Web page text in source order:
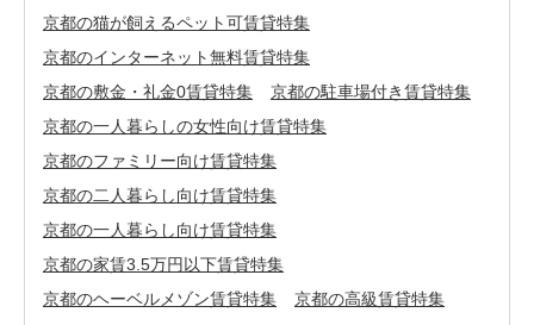
京都の猫が飼えるペット可賃貸特集
京都のインターネット無料賃貸特集
京都の敷金・礼金0賃貸特集
京都の駐車場付き賃貸特集
京都の一人暮らしの女性向け賃貸特集
京都のファミリー向け賃貸特集
京都の二人暮らし向け賃貸特集
京都の一人暮らし向け賃貸特集
京都の家賃3.5万円以下賃貸特集
京都のヘーベルメゾン賃貸特集
京都の高級賃貸特集